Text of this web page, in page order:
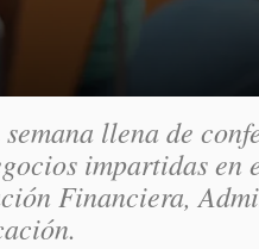
llena de
impartidas en
Financiera,